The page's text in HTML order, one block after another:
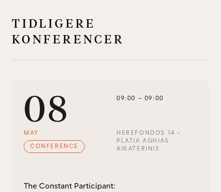
TIDLIGERE
KONFERENCER
08
MAY
CONFERENCE
09:00 – 09:00
HEREFONDOS 14 -
PLATIA AGHIAS
AIKATERINIS
The Constant Participant: